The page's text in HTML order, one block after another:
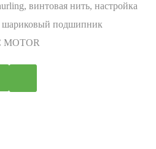
винтовая нить, настройка
шариковый подшипник
MOTOR